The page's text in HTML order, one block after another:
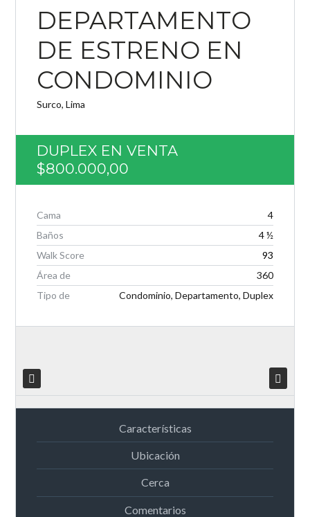
Log in
Nombre de usuario
Lost your password?
DEPARTAMENTO
DE ESTRENO EN
CONDOMINIO
Surco, Lima
DUPLEX EN VENTA
$800.000,00
Cama
4
Baños
4 ½
Walk Score
93
Área de
360
Tipo de
Condominio, Departamento, Duplex
Características
Ubicación
Cerca
Comentarios